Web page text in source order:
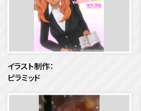
イラスト制作：
ピラミッド